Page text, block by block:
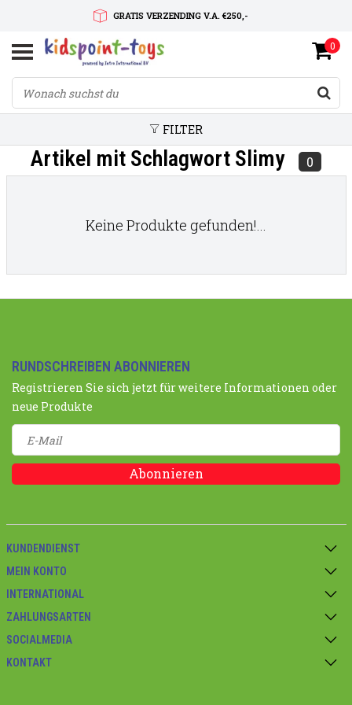
GRATIS VERZENDING V.A. €250,-
SNELLE LEVERTIJD
SERVICE OP MAAT
0
FILTER
Artikel mit Schlagwort Slimy 0
Keine Produkte gefunden!...
RUNDSCHREIBEN ABONNIEREN
Registrieren Sie sich jetzt für weitere Informationen oder
neue Produkte
Abonnieren
KUNDENDIENST
MEIN KONTO
INTERNATIONAL
ZAHLUNGSARTEN
SOCIALMEDIA
KONTAKT